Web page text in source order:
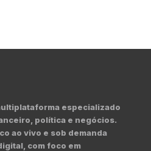
especializado
política e negócios.
ao vivo e sob demanda
com foco em